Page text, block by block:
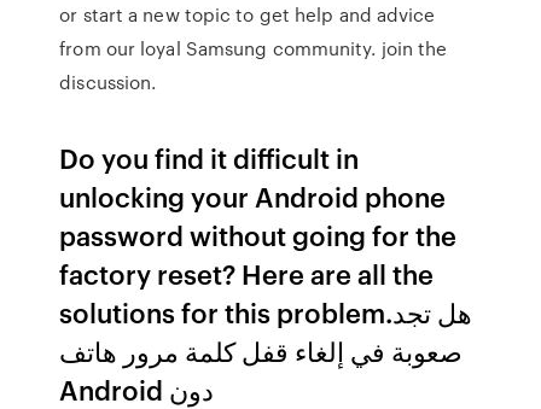
or start a new topic to get help and advice
from our loyal Samsung community. join the
discussion.
Do you find it difficult in
unlocking your Android phone
password without going for the
factory reset? Here are all the
solutions for this problem.هل تجد
صعوبة في إلغاء قفل كلمة مرور هاتف
Android دون